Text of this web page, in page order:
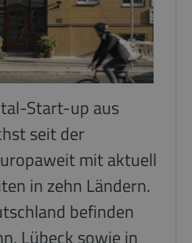
Start-up aus
seit der
mit aktuell
in zehn Ländern.
befinden
Lübeck sowie in